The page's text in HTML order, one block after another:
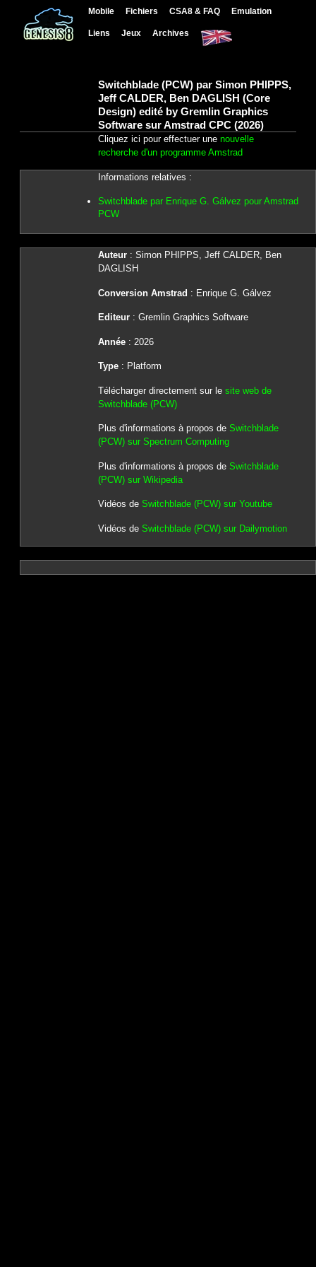
Mobile Fichiers CSA8 & FAQ Emulation
Liens Jeux Archives
Switchblade (PCW) par Simon PHIPPS,
Jeff CALDER, Ben DAGLISH (Core
Design) edité by Gremlin Graphics
Software sur Amstrad CPC (2026)
Cliquez ici pour effectuer une nouvelle
recherche d'un programme Amstrad
Informations relatives :
Switchblade par Enrique G. Gálvez pour Amstrad
PCW
Auteur: Simon PHIPPS, Jeff CALDER, Ben
DAGLISH
Conversion Amstrad : Enrique G. Gálvez
Editeur: Gremlin Graphics Software
Année: 2026
Type: Platform
Télécharger directement sur le site web de
Switchblade (PCW)
Plus d'informations à propos de Switchblade
(PCW) sur Spectrum Computing
Plus d'informations à propos de Switchblade
(PCW) sur Wikipedia
Vidéos de Switchblade (PCW) sur Youtube
Vidéos de Switchblade (PCW) sur Dailymotion